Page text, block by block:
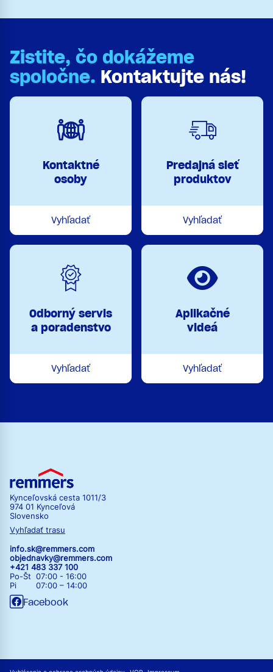
Zistite, čo dokážeme
spoločne. Kontaktujte nás!
Kontaktné
osoby
Vyhľadať
Predajná sieť
produktov
Vyhľadať
Odborný servis
a poradenstvo
Vyhľadať
Aplikačné
videá
Vyhľadať
Kynceľovská cesta 1011/3
974 01 Kynceľová
Slovensko
Vyhľadať trasu
info.sk@remmers.com
objednavky@remmers.com
+421 483 337 100
Po-Št 07:00 - 16:00
Pi 07:00 – 14:00
Facebook